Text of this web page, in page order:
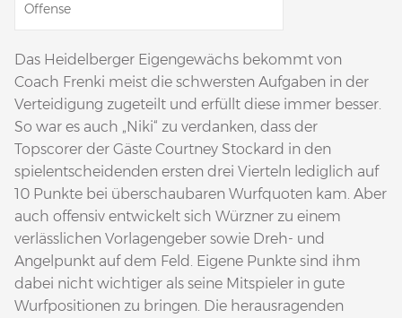
Offense
Das Heidelberger Eigengewächs bekommt von
Coach Frenki meist die schwersten Aufgaben in der
Verteidigung zugeteilt und erfüllt diese immer besser.
So war es auch „Niki“ zu verdanken, dass der
Topscorer der Gäste Courtney Stockard in den
spielentscheidenden ersten drei Vierteln lediglich auf
10 Punkte bei überschaubaren Wurfquoten kam. Aber
auch offensiv entwickelt sich Würzner zu einem
verlässlichen Vorlagengeber sowie Dreh- und
Angelpunkt auf dem Feld. Eigene Punkte sind ihm
dabei nicht wichtiger als seine Mitspieler in gute
Wurfpositionen zu bringen. Die herausragenden